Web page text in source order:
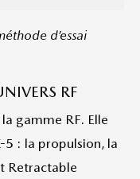
d’essai
RF
gamme RF. Elle
5 : la propulsion, la
Retractable